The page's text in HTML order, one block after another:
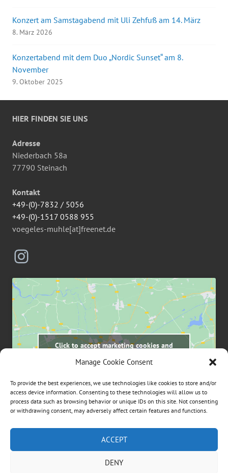
Manage Cookie Consent
To provide the best experiences, we use technologies like cookies to store and/or
access device information. Consenting to these technologies will allow us to
process data such as browsing behavior or unique IDs on this site. Not consenting
or withdrawing consent, may adversely affect certain features and functions.
ACCEPT
DENY
Konzert am Samstagabend mit Uli Zehfuß am 14. März
8. März 2026
Konzertabend mit dem Duo „Nordic Sunset“ am 8.
November
9. Oktober 2025
HIER FINDEN SIE UNS
Adresse
Niederbach 58a
77790 Steinach
Kontakt
+49-(0)-7832 / 5056
+49-(0)-1517 0588 955
voegeles-muhle[at]freenet.de
Instagram
Click to accept marketing cookies and
Suchen